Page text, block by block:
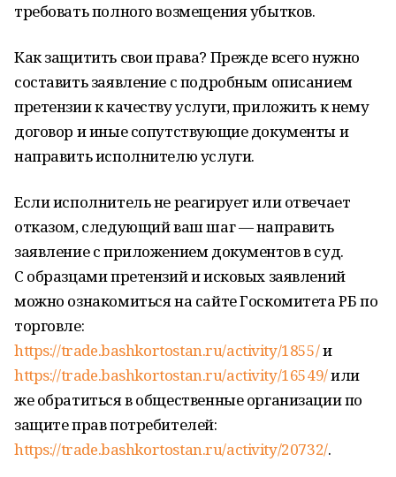
требовать полного возмещения убытков.
Как защитить свои права? Прежде всего нужно
составить заявление с подробным описанием
претензии к качеству услуги, приложить к нему
договор и иные сопутствующие документы и
направить исполнителю услуги.
Если исполнитель не реагирует или отвечает
отказом, следующий ваш шаг — направить
заявление с приложением документов в суд.
С образцами претензий и исковых заявлений
можно ознакомиться на сайте Госкомитета РБ по
торговле:
https://trade.bashkortostan.ru/activity/1855/и
https://trade.bashkortostan.ru/activity/16549/или
же обратиться в общественные организации по
защите прав потребителей:
https://trade.bashkortostan.ru/activity/20732/.